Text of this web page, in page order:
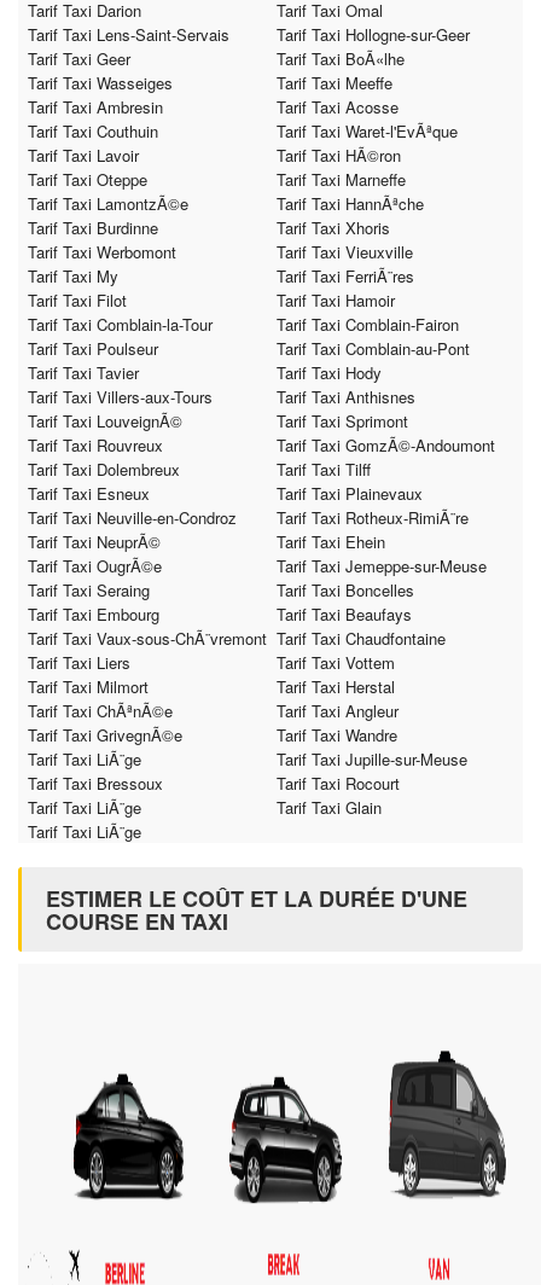
Tarif Taxi Darion
Tarif Taxi Omal
Tarif Taxi Lens-Saint-Servais
Tarif Taxi Hollogne-sur-Geer
Tarif Taxi Geer
Tarif Taxi BoÃ«lhe
Tarif Taxi Wasseiges
Tarif Taxi Meeffe
Tarif Taxi Ambresin
Tarif Taxi Acosse
Tarif Taxi Couthuin
Tarif Taxi Waret-l'EvÃªque
Tarif Taxi Lavoir
Tarif Taxi HÃ©ron
Tarif Taxi Oteppe
Tarif Taxi Marneffe
Tarif Taxi LamontzÃ©e
Tarif Taxi HannÃªche
Tarif Taxi Burdinne
Tarif Taxi Xhoris
Tarif Taxi Werbomont
Tarif Taxi Vieuxville
Tarif Taxi My
Tarif Taxi FerriÃ¨res
Tarif Taxi Filot
Tarif Taxi Hamoir
Tarif Taxi Comblain-la-Tour
Tarif Taxi Comblain-Fairon
Tarif Taxi Poulseur
Tarif Taxi Comblain-au-Pont
Tarif Taxi Tavier
Tarif Taxi Hody
Tarif Taxi Villers-aux-Tours
Tarif Taxi Anthisnes
Tarif Taxi LouveignÃ©
Tarif Taxi Sprimont
Tarif Taxi Rouvreux
Tarif Taxi GomzÃ©-Andoumont
Tarif Taxi Dolembreux
Tarif Taxi Tilff
Tarif Taxi Esneux
Tarif Taxi Plainevaux
Tarif Taxi Neuville-en-Condroz
Tarif Taxi Rotheux-RimiÃ¨re
Tarif Taxi NeuprÃ©
Tarif Taxi Ehein
Tarif Taxi OugrÃ©e
Tarif Taxi Jemeppe-sur-Meuse
Tarif Taxi Seraing
Tarif Taxi Boncelles
Tarif Taxi Embourg
Tarif Taxi Beaufays
Tarif Taxi Vaux-sous-ChÃ¨vremont Tarif Taxi Chaudfontaine
Tarif Taxi Liers
Tarif Taxi Vottem
Tarif Taxi Milmort
Tarif Taxi Herstal
Tarif Taxi ChÃªnÃ©e
Tarif Taxi Angleur
Tarif Taxi GrivegnÃ©e
Tarif Taxi Wandre
Tarif Taxi LiÃ¨ge
Tarif Taxi Jupille-sur-Meuse
Tarif Taxi Bressoux
Tarif Taxi Rocourt
Tarif Taxi LiÃ¨ge
Tarif Taxi Glain
Tarif Taxi LiÃ¨ge
ESTIMER LE COÛT ET LA DURÉE D'UNE
COURSE EN TAXI